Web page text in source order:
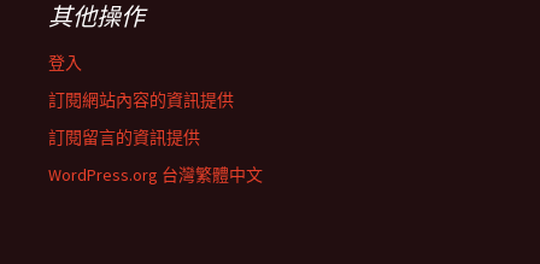
其他操作
登入
訂閱網站內容的資訊提供
訂閱留言的資訊提供
WordPress.org 台灣繁體中文